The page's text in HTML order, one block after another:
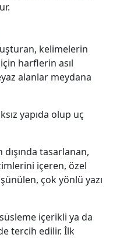
kelimelerin
için harflerin asıl
alanlar meydana
yapıda olup uç
dışında tasarlanan,
içeren, özel
çok yönlü yazı
içerikli ya da
tercih edilir. İlk